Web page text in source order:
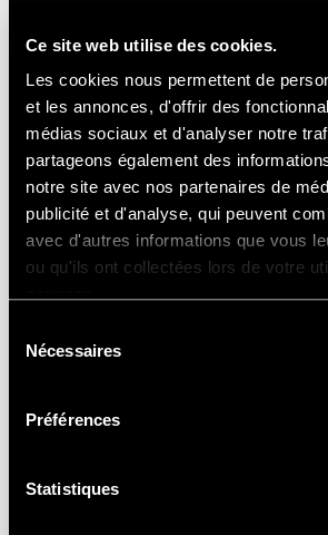
Ce site web utilise des cookies.
Les cookies nous permettent de
et les annonces, d'offrir des
médias sociaux et d'analyser notre
partageons également des
notre site avec nos partenaires de
publicité et d'analyse, qui peuvent
avec d'autres informations que vous
ou qu'ils ont collectées lors de votre
Nécessaires
Préférences
Statistiques
BIKERS' FESTIVAL